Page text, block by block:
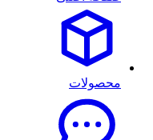
محصولات